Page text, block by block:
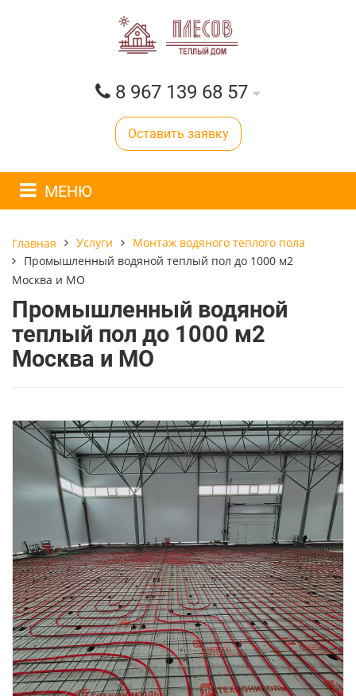
8 967 139 68 57
Оставить заявку
МЕНЮ
Главная Услуги
Монтаж водяного теплого пола
Промышленный водяной теплый пол до 1000 м2
Москва и МО
Промышленный водяной
теплый пол до 1000 м2
Москва и МО